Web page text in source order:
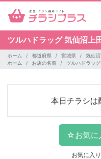
ツルハドラッグ気仙沼上
ホーム 都道府県 宮城県
気仙
ホーム
お店の名前 ツルハドラッグ
本日チラシは
お気に入